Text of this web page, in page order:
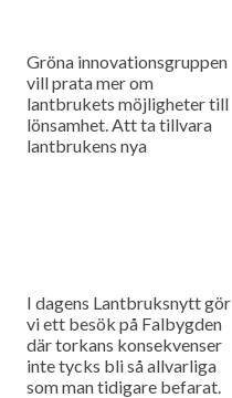
Gröna innovationsgruppen
vill prata mer om
lantbrukets möjligheter till
lönsamhet. Att ta tillvara
lantbrukens nya
I dagens Lantbruksnytt gör
vi ett besök på Falbygden
där torkans konsekvenser
inte tycks bli så allvarliga
som man tidigare befarat.